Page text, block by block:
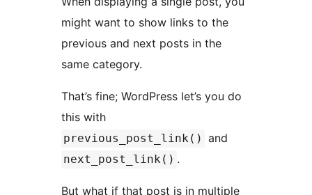
might want to show links to the
previous and next posts in the
same category.
That’s fine; WordPress let’s you do
this with
previous_post_link() and
next_post_link() .
But what if that post is in multiple